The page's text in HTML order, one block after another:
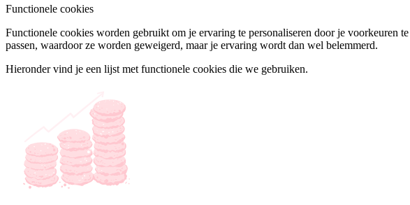
Functionele cookies
Functionele cookies worden gebruikt om je ervaring te personaliseren door je voorkeuren
passen, waardoor ze worden geweigerd, maar je ervaring wordt dan wel belemmerd.
Hieronder vind je een lijst met functionele cookies die we gebruiken.